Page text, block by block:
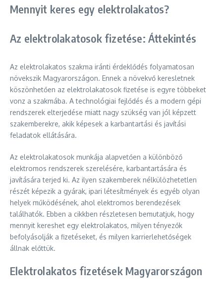
Mennyit keres egy elektrolakatos?
Az elektrolakatosok fizetése: Áttekintés
Az elektrolakatos szakma iránti érdeklődés folyamatosan
növekszik Magyarországon. Ennek a növekvő keresletnek
köszönhetően az elektrolakatosok fizetése is egyre többeket
vonz a szakmába. A technológiai fejlődés és a modern gépi
rendszerek elterjedése miatt nagy szükség van jól képzett
szakemberekre, akik képesek a karbantartási és javítási
feladatok ellátására.
Az elektrolakatosok munkája alapvetően a különböző
elektromos rendszerek szerelésére, karbantartására és
javítására terjed ki. Az ilyen szakemberek nélkülözhetetlen
részét képezik a gyárak, ipari létesítmények és egyéb olyan
helyek működésének, ahol elektromos berendezések
találhatók. Ebben a cikkben részletesen bemutatjuk, hogy
mennyit kereshet egy elektrolakatos, milyen tényezők
befolyásolják a fizetéseket, és milyen karrierlehetőségek
állnak előttük.
Elektrolakatos fizetések Magyarországon